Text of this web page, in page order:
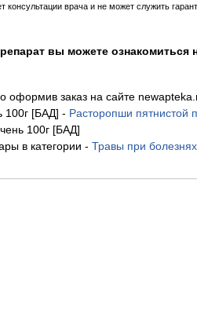
врача и не может служить
вы можете ознакомиться
заказ на сайте
100г [БАД] - Расторопши пятнистой
100г [БАД]
в категории - Травы при